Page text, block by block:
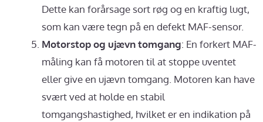
Dette kan forårsage sort røg og en kraftig lugt,
som kan være tegn på en defekt MAF-sensor.
Motorstop og ujævn tomgang: En forkert MAF-
måling kan få motoren til at stoppe uventet
eller give en ujævn tomgang. Motoren kan have
svært ved at holde en stabil
tomgangshastighed, hvilket er en indikation på